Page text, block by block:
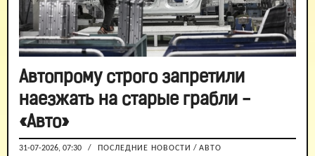
Автопрому строго запретили
наезжать на старые грабли -
«Авто»
31-07-2026, 07:30 / ПОСЛЕДНИЕ НОВОСТИ / АВТО